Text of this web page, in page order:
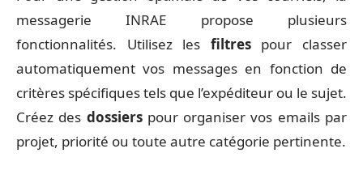
messagerie INRAE propose plusieurs
fonctionnalités. Utilisez les filtrespour classer
automatiquement vos messages en fonction de
critères spécifiques tels que l’expéditeur ou le sujet.
Créez des dossierspour organiser vos emails par
projet, priorité ou toute autre catégorie pertinente.